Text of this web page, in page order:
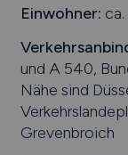
Einwohner:
und A 540,
Nähe sind
Grevenbroich